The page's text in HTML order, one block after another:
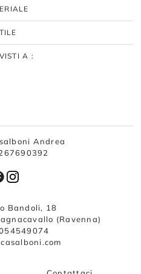
A :
Andrea
Bandoli, 18
(Ravenna)